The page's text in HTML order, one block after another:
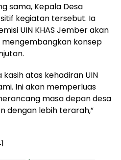
sama, Kepala Desa
kegiatan tersebut. Ia
UIN KHAS Jember akan
konsep
atas kehadiran UIN
Ini akan memperluas
masa depan desa
dengan lebih terarah,”